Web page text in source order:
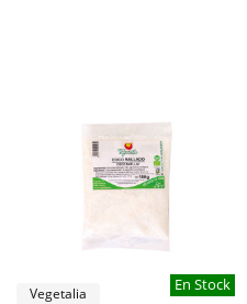
En Stock
Vegetalia